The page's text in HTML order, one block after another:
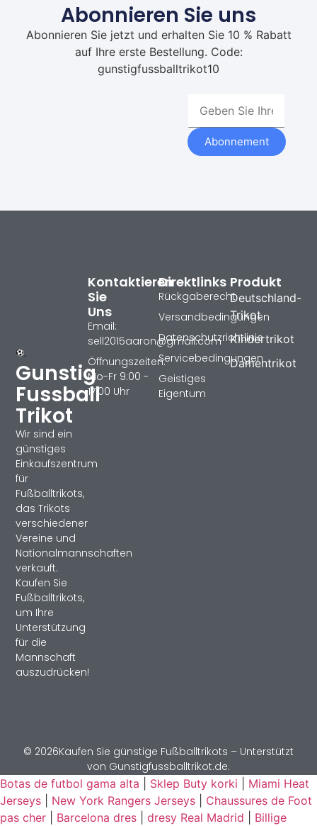
Abonnieren Sie uns
Abonnieren Sie jetzt und erhalten Sie 10 % Rabatt
auf Ihre erste Bestellung. Code:
gunstigfussballtrikot10
Abonnement
Gunstig
Fussball
Trikot
Wir sind ein
günstiges
Einkaufszentrum
für
Fußballtrikots,
das Trikots
verschiedener
Vereine und
Nationalmannschaften
verkauft.
Kaufen Sie
Fußballtrikots,
um Ihre
Unterstützung
für die
Mannschaft
auszudrücken!
Produkt
Deutschland-
Trikot
Kindertrikot
Damentrikot
Direktlinks
Rückgaberecht
Versandbedingungen
Datenschutzrichtlinie
Servicebedingungen
Geistiges
Eigentum
Kontaktieren
Sie
Uns
Email:
sell2015aaron@gmail.com
Öffnungszeiten:
Mo-Fr 9:00 -
17:00 Uhr
© 2026Kaufen Sie günstige Fußballtrikots – Unterstützt
von Gunstigfussballtrikot.de.
Botas de futbol gama alta
Sklep Buty korki
Miami Heat
Jerseys
New York Rangers Jerseys
Chaussures de Foot
pas cher
Barcelona dres dresy Real Madrid Billige